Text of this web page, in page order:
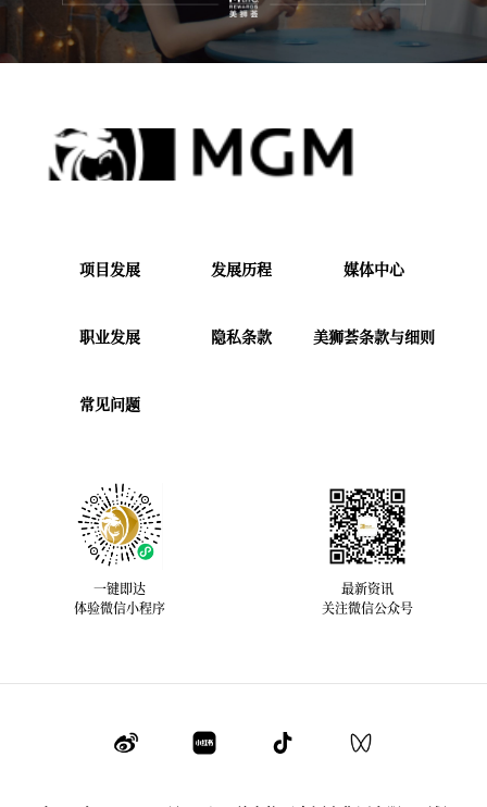
项目发展 发展历程 媒体中心
职业发展 隐私条款 美狮荟条款与细则
常见问题
一键即达
体验微信小程序
最新资讯
关注微信公众号